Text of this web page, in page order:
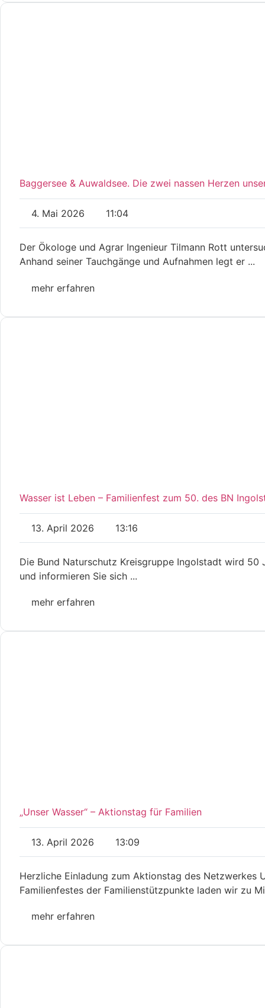
Baggersee & Auwaldsee. Die zwei nassen Herzen
4. Mai 2026 11:04
Der Ökologe und Agrar Ingenieur Tilmann Rott
Anhand seiner Tauchgänge und Aufnahmen legt er ...
mehr erfahren
Wasser ist Leben – Familienfest zum 50. des BN
13. April 2026 13:16
Die Bund Naturschutz Kreisgruppe Ingolstadt wird 50
und informieren Sie sich ...
mehr erfahren
„Unser Wasser“ – Aktionstag für Familien
13. April 2026 13:09
Herzliche Einladung zum Aktionstag des Netzwerkes
Familienfestes der Familienstützpunkte laden wir zu
mehr erfahren